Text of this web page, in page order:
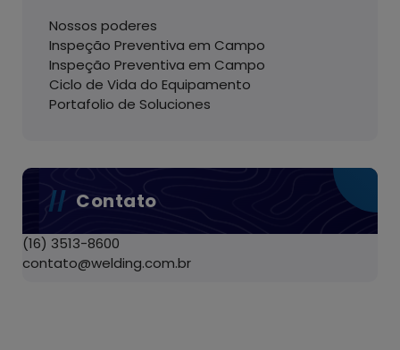
Nossos poderes
Inspeção Preventiva em Campo
Inspeção Preventiva em Campo
Ciclo de Vida do Equipamento
Portafolio de Soluciones
Contato
(16) 3513-8600
contato@welding.com.br